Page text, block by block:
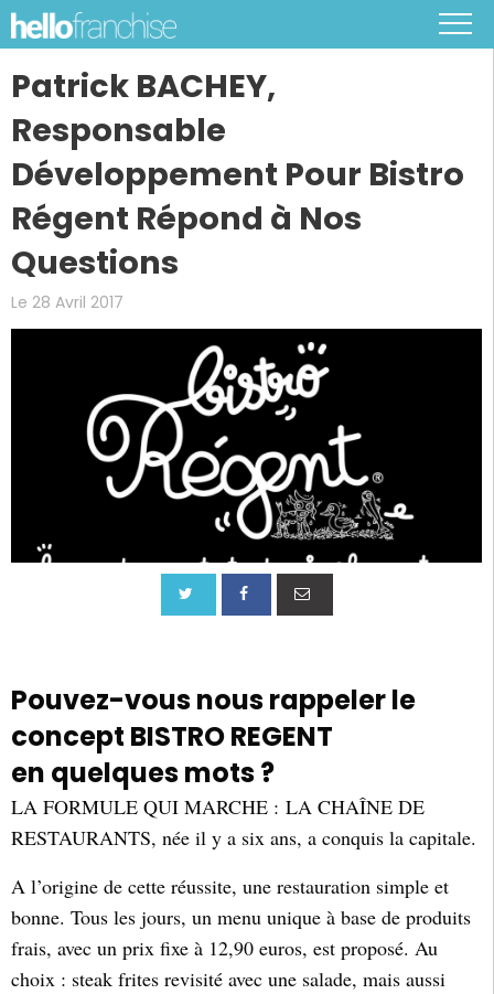
Patrick BACHEY,
Responsable
Développement Pour Bistro
Régent Répond à Nos
Questions
Le 28 Avril 2017
Pouvez-vous nous rappeler le
concept BISTRO REGENT
en quelques mots ?
LA FORMULE QUI MARCHE : LA CHAÎNE DE
RESTAURANTS, née il y a six ans, a conquis la capitale.
A l’origine de cette réussite, une restauration simple et
bonne. Tous les jours, un menu unique à base de produits
frais, avec un prix fixe à 12,90 euros, est proposé. Au
choix : steak frites revisité avec une salade, mais aussi